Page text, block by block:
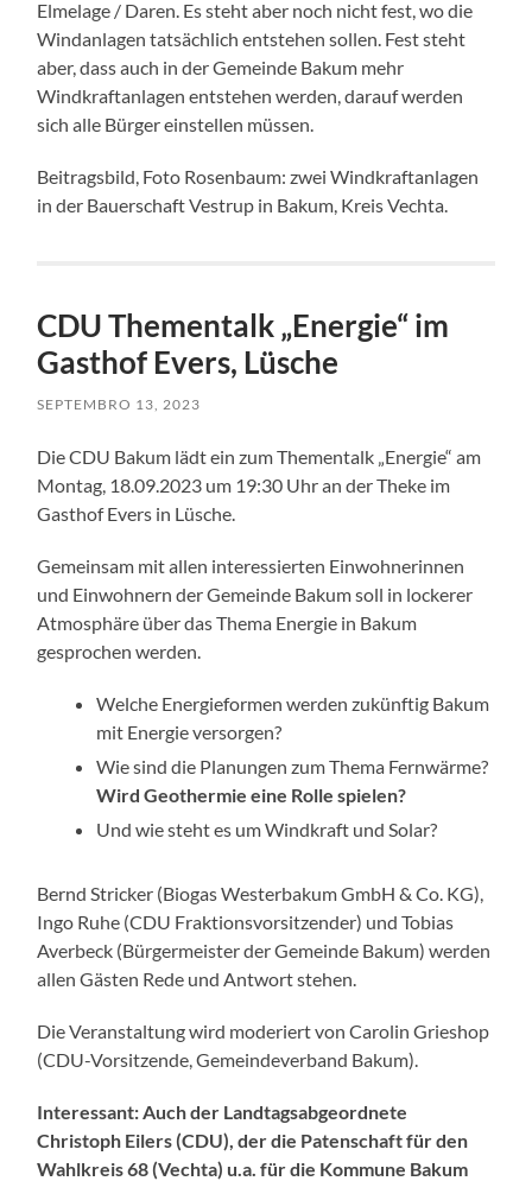
Elmelage / Daren. Es steht aber noch nicht fest, wo die
Windanlagen tatsächlich entstehen sollen. Fest steht
aber, dass auch in der Gemeinde Bakum mehr
Windkraftanlagen entstehen werden, darauf werden
sich alle Bürger einstellen müssen.
Beitragsbild, Foto Rosenbaum: zwei Windkraftanlagen
in der Bauerschaft Vestrup in Bakum, Kreis Vechta.
CDU Thementalk „Energie“ im
Gasthof Evers, Lüsche
SEPTEMBRO 13, 2023
Die CDU Bakum lädt ein zum Thementalk „Energie“ am
Montag, 18.09.2023 um 19:30 Uhr an der Theke im
Gasthof Evers in Lüsche.
Gemeinsam mit allen interessierten Einwohnerinnen
und Einwohnern der Gemeinde Bakum soll in lockerer
Atmosphäre über das Thema Energie in Bakum
gesprochen werden.
Welche Energieformen werden zukünftig Bakum
mit Energie versorgen?
Wie sind die Planungen zum Thema Fernwärme?
Wird Geothermie eine Rolle spielen?
Und wie steht es um Windkraft und Solar?
Bernd Stricker (Biogas Westerbakum GmbH & Co. KG),
Ingo Ruhe (CDU Fraktionsvorsitzender) und Tobias
Averbeck (Bürgermeister der Gemeinde Bakum) werden
allen Gästen Rede und Antwort stehen.
Die Veranstaltung wird moderiert von Carolin Grieshop
(CDU-Vorsitzende, Gemeindeverband Bakum).
Interessant: Auch der Landtagsabgeordnete
Christoph Eilers (CDU), der die Patenschaft für den
Wahlkreis 68 (Vechta) u.a. für die Kommune Bakum